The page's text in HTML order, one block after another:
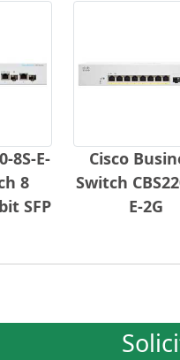
8S-E-
8
SFP
Cisco
Switch
E-2G